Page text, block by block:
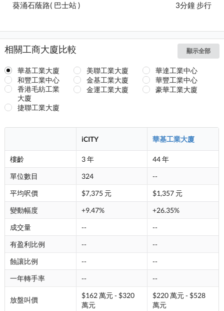
葵涌石蔭路( 巴士站 )
3分鐘 步行
相關工商大廈比較 顯示全部
華基工業大廈 美聯工業大廈
華達工業中心
和豐工業中心
金基工業大廈
華豐工業中心
香港毛紡工業
大廈
金運工業大廈 豪華工業大廈
捷聯工業大廈
iCITY 華基工業大廈
樓齡 3 年
44 年
單位數目
324
--
平均呎價
$7,375 元
$1,357 元
變動幅度
+9.47%
+26.35%
成交量
--
--
有盈利比例
--
--
蝕讓比例
--
--
一年轉手率
-- --
放盤叫價
$162 萬元 - $320
萬元
$220 萬元 - $528
萬元